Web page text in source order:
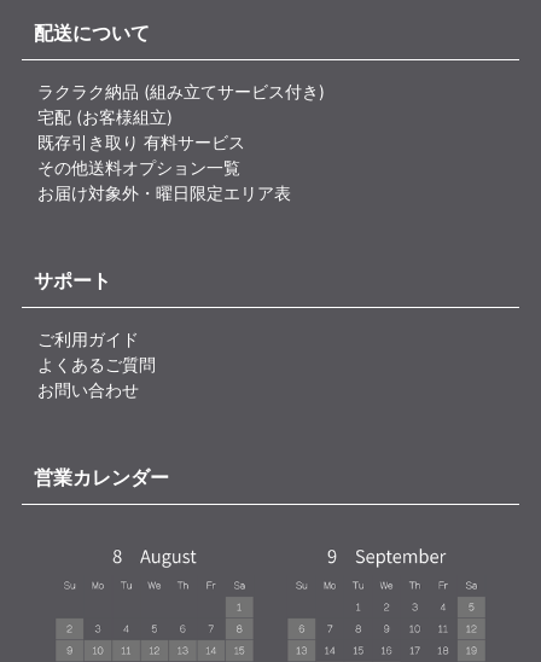
配送について
ラクラク納品 (組み立てサービス付き)
宅配 (お客様組立)
既存引き取り 有料サービス
その他送料オプション一覧
お届け対象外・曜日限定エリア表
サポート
ご利用ガイド
よくあるご質問
お問い合わせ
営業カレンダー